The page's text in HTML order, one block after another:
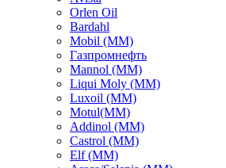
Orlen Oil
Bardahl
Mobil (ММ)
Газпромнефть
Mannol (ММ)
Liqui Moly (ММ)
Luxoil (ММ)
Motul(ММ)
Addinol (ММ)
Castrol (ММ)
Elf (ММ)